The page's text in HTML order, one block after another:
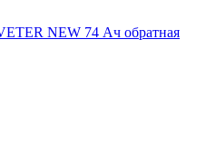
NEW 74 Ач обратная